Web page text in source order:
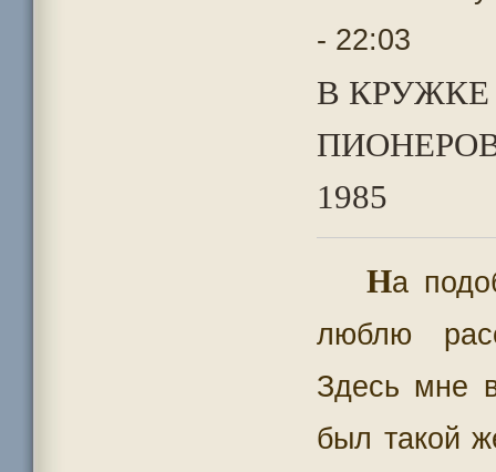
- 22:03
В
1985
На
люблю
Здесь мне
был такой